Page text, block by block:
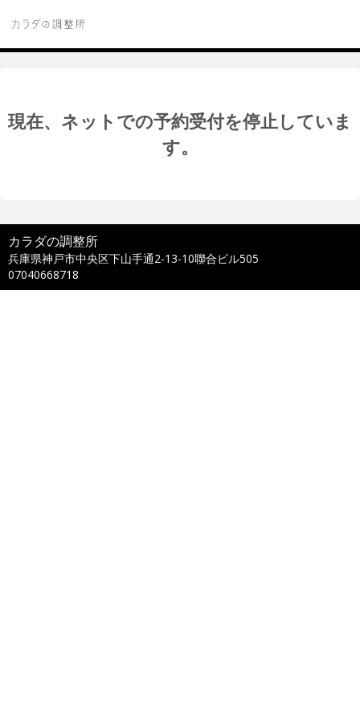
現在、ネットでの予約受付を停止していま
す。
カラダの調整所
兵庫県神戸市中央区下山手通2-13-10聯合ビル505
07040668718